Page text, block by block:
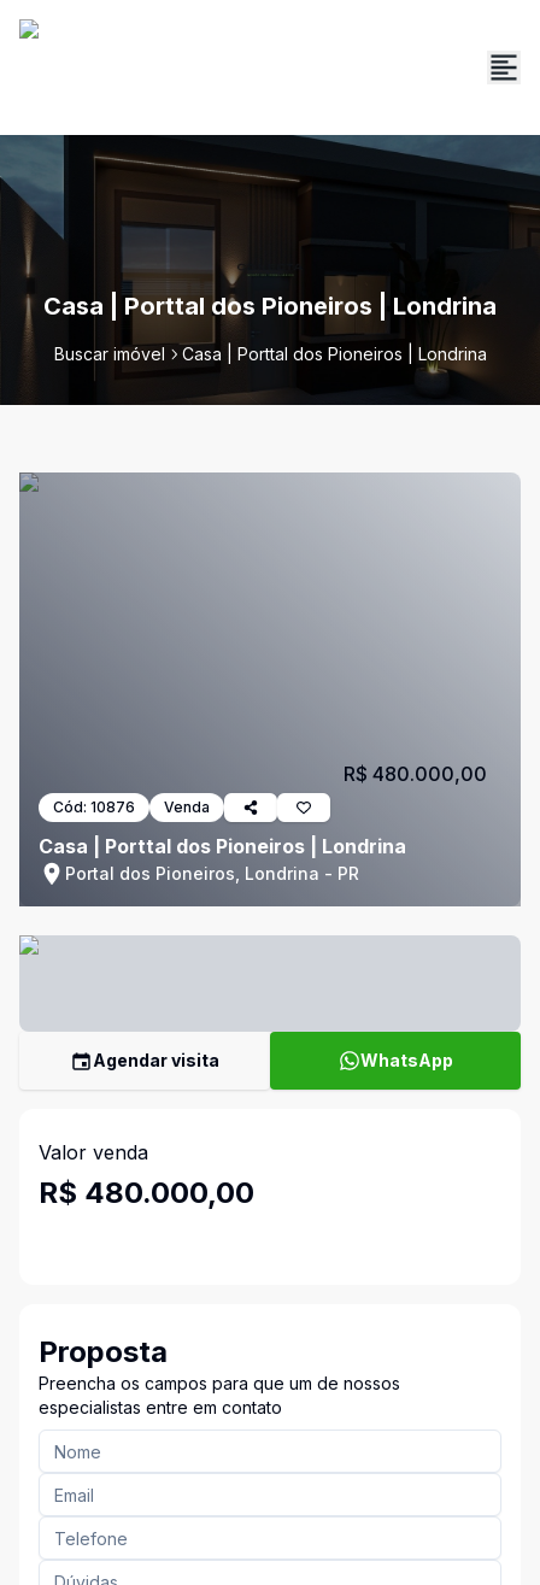
Casa | Porttal dos Pioneiros | Londrina
Buscar imóvel Casa | Porttal dos Pioneiros | Londrina
Cód: 10876 Venda
Casa | Porttal dos Pioneiros | Londrina
Portal dos Pioneiros, Londrina - PR
R$ 480.000,00
Agendar visita WhatsApp
Valor venda
R$ 480.000,00
Proposta
Preencha os campos para que um de nossos
especialistas entre em contato